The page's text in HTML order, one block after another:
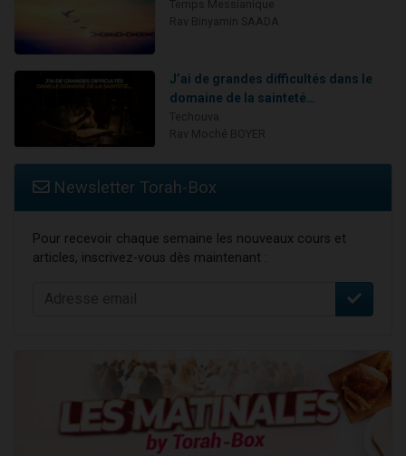
J’ai de grandes difficultés dans le
domaine de la sainteté…
Newsletter Torah-Box
Pour recevoir chaque semaine les nouveaux cours et
articles, inscrivez-vous dès maintenant :